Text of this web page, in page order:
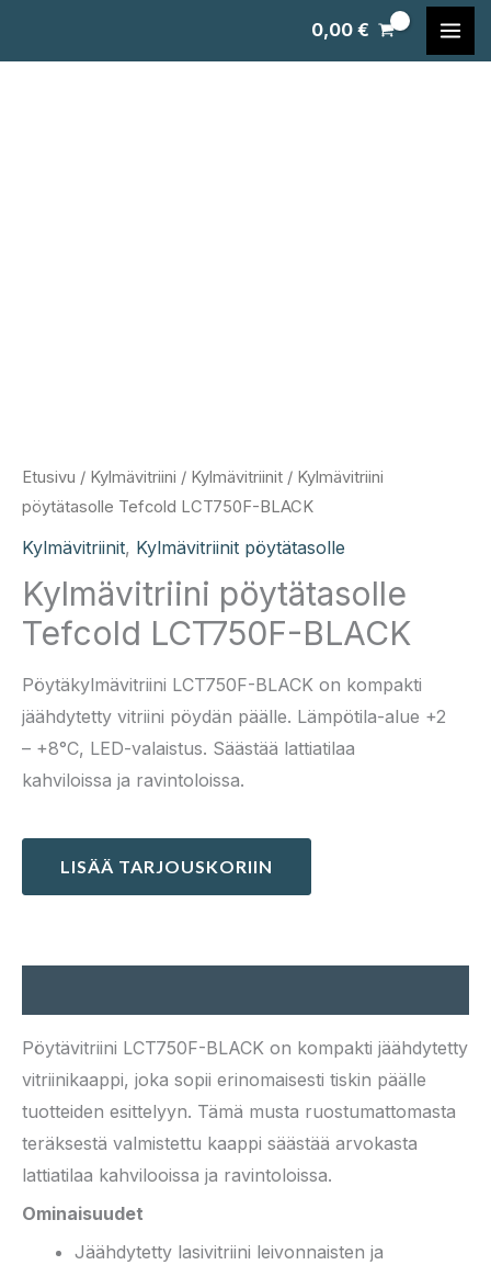
0,00€
Etusivu / Kylmävitriini / Kylmävitriinit / Kylmävitriini
pöytätasolle Tefcold LCT750F-BLACK
Kylmävitriinit, Kylmävitriinit pöytätasolle
Kylmävitriini pöytätasolle
Tefcold LCT750F-BLACK
Pöytäkylmävitriini LCT750F-BLACK on kompakti
jäähdytetty vitriini pöydän päälle. Lämpötila-alue +2
– +8°C, LED-valaistus. Säästää lattiatilaa
kahviloissa ja ravintoloissa.
LISÄÄ TARJOUSKORIIN
Pöytävitriini LCT750F-BLACK on kompakti jäähdytetty
vitriinikaappi, joka sopii erinomaisesti tiskin päälle
tuotteiden esittelyyn. Tämä musta ruostumattomasta
teräksestä valmistettu kaappi säästää arvokasta
lattiatilaa kahvilooissa ja ravintoloissa.
Ominaisuudet
Jäähdytetty lasivitriini leivonnaisten ja